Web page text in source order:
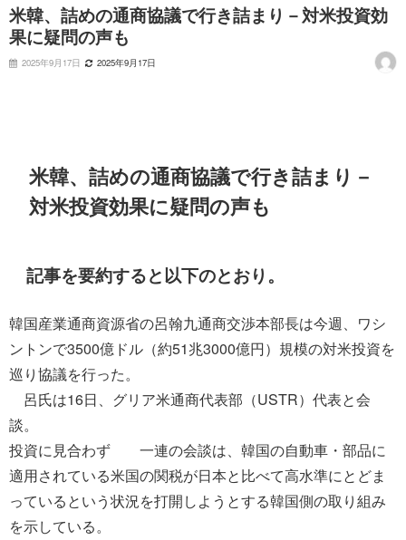
米韓、詰めの通商協議で行き詰まり－対米投資効
果に疑問の声も
2025年9月17日 2025年9月17日
米韓、詰めの通商協議で行き詰まり－
対米投資効果に疑問の声も
記事を要約すると以下のとおり。
韓国産業通商資源省の呂翰九通商交渉本部長は今週、ワシ
ントンで3500億ドル（約51兆3000億円）規模の対米投資を
巡り協議を行った。
呂氏は16日、グリア米通商代表部（USTR）代表と会
談。
投資に見合わず 一連の会談は、韓国の自動車・部品に
適用されている米国の関税が日本と比べて高水準にとどま
っているという状況を打開しようとする韓国側の取り組み
を示している。